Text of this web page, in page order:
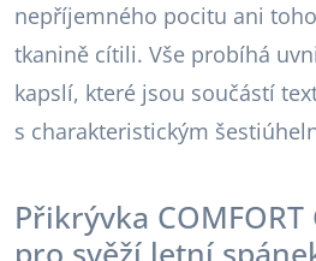
nepříjemného pocitu ani
tkanině cítili. Vše probíhá
kapslí, které jsou součástí
s charakteristickým
Přikrývka COMFORT
pro svěží letní